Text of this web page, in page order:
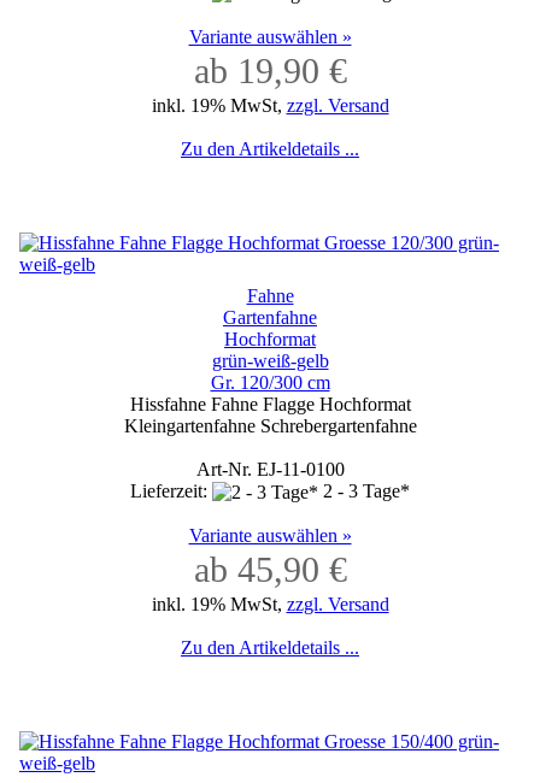
Variante auswählen »
ab 19,90 €
inkl. 19% MwSt, zzgl. Versand
Zu den Artikeldetails ...
Fahne
Gartenfahne
Hochformat
grün-weiß-gelb
Gr. 120/300 cm
Hissfahne Fahne Flagge Hochformat
Kleingartenfahne Schrebergartenfahne
Art-Nr. EJ-11-0100
Lieferzeit:
2 - 3 Tage*
Variante auswählen »
ab 45,90 €
inkl. 19% MwSt, zzgl. Versand
Zu den Artikeldetails ...